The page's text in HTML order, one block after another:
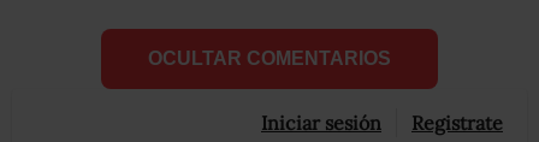
OCULTAR COMENTARIOS
Iniciar sesión Registrate